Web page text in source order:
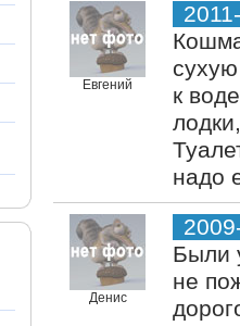
Евгений
к
надо
Денис
Были
не